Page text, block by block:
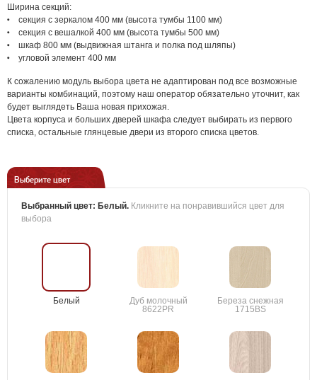
Ширина секций:
секция с зеркалом 400 мм (высота тумбы 1100 мм)
секция с вешалкой 400 мм (высота тумбы 500 мм)
шкаф 800 мм (выдвижная штанга и полка под шляпы)
угловой элемент 400 мм
К сожалению модуль выбора цвета не адаптирован под все возможные
варианты комбинаций, поэтому наш оператор обязательно уточнит, как
будет выглядеть Ваша новая прихожая.
Цвета корпуса и больших дверей шкафа следует выбирать из первого
списка, остальные глянцевые двери из второго списка цветов.
Выберите цвет
Выбранный цвет: Белый. Кликните на понравившийся цвет для
выбора
Белый
Дуб молочный
8622PR
Береза снежная
1715BS